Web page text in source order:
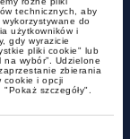
technicznych, aby
do
użytkowników i
gdy wyrazicie
pliki cookie" lub
wybór”. Udzielone
zbierania
cookie i opcji
szczegóły".